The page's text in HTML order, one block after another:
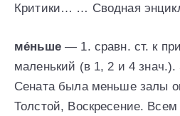
Критики… … Сводная
ме́ньше— 1. сравн. ст. к
маленький (в 1, 2 и 4 знач.).
Сената была меньше залы
Толстой, Воскресение. Всем